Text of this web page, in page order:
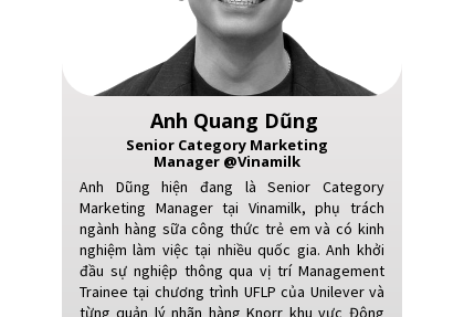
Anh Quang Dũng
Senior Category Marketing
Manager @Vinamilk
Anh Dũng hiện đang là Senior Category
Marketing Manager tại Vinamilk, phụ trách
ngành hàng sữa công thức trẻ em và có kinh
nghiệm làm việc tại nhiều quốc gia. Anh khởi
đầu sự nghiệp thông qua vị trí Management
Trainee tại chương trình UFLP của Unilever và